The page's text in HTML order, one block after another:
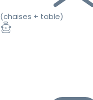
(chaises + table)